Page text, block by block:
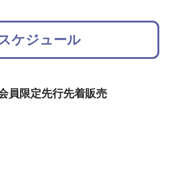
ケジュール
員限定先行先着販売